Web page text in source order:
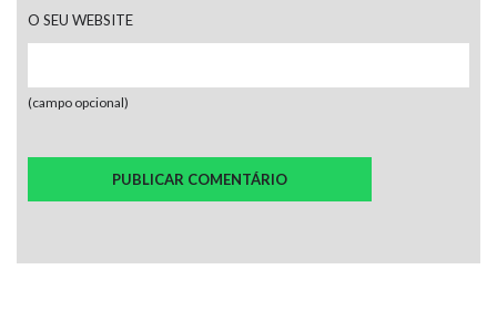
O SEU WEBSITE
(campo opcional)